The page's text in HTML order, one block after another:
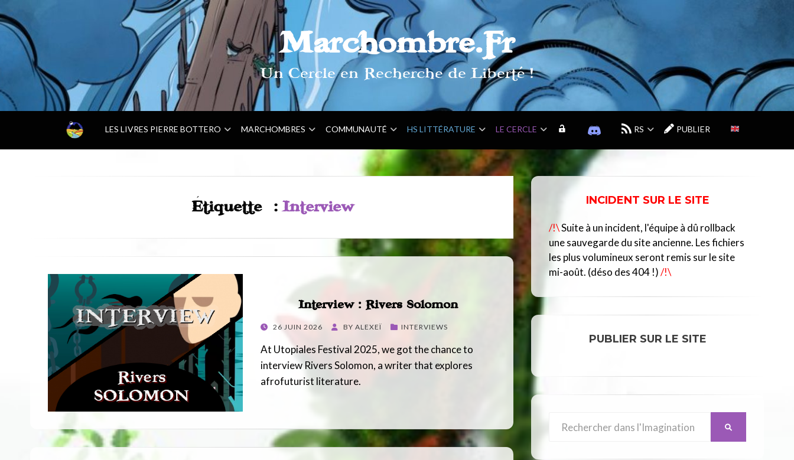
Marchombre.Fr
Un Cercle en Recherche de Liberté !
C
LES LIVRES PIERRE BOTTERO MARCHOMBRES COMMUNAUTÉ HS LITTÉRATURE LE CERCLE
C
O
E
S
O
D
U
C
C
RS PUBLIER
Étiquette :Interview
Interview : Rivers Solomon
POSTED
26 JUIN 2026 BY ALEXEÏ INTERVIEWS
At Utopiales Festival 2025, we got the chance to
interview Rivers Solomon, a writer that explores
afrofuturist literature.
INCIDENT SUR LE SITE
/!\Suite à un incident, l'équipe à dû rollback
une sauvegarde du site ancienne. Les fichiers
les plus volumineux seront remis sur le site
mi-août. (déso des 404 !)/!\
PUBLIER SUR LE SITE
for: